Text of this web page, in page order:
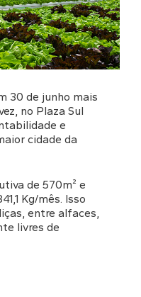
30 de junho mais
no Plaza Sul
e
cidade da
de 570m² e
Kg/mês. Isso
entre alfaces,
livres de